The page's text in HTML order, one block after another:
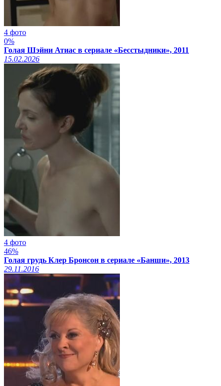
4 фото
0%
Голая Шэйни Атиас в сериале «Бесстыдники», 2011
15.02.2026
4 фото
46%
Голая грудь Клер Бронсон в сериале «Банши», 2013
29.11.2016